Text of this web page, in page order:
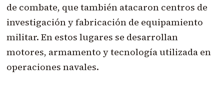
de combate, que también atacaron centros de
investigación y fabricación de equipamiento
militar. En estos lugares se desarrollan
motores, armamento y tecnología utilizada en
operaciones navales.